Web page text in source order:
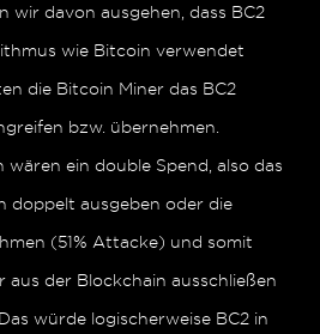
wir davon ausgehen, dass BC2
wie Bitcoin verwendet
die Bitcoin Miner das BC2
bzw. übernehmen.
wären ein double Spend, also das
doppelt ausgeben oder die
(51% Attacke) und somit
aus der Blockchain ausschließen
würde logischerweise BC2 in